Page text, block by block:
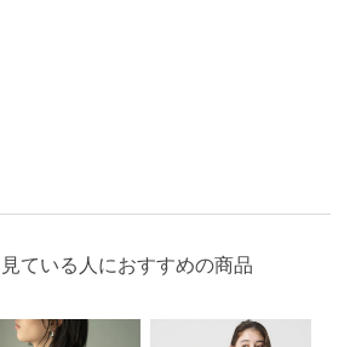
ている人におすすめの商品